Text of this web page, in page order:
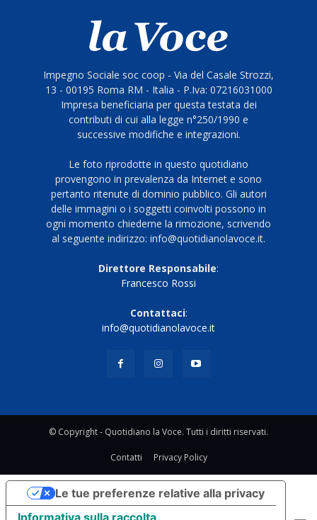
Impegno Sociale soc coop - Via del Casale Strozzi,
13 - 00195 Roma RM - Italia - P.Iva: 07216031000
Impresa beneficiaria per questa testata dei
contributi di cui alla legge n°250/1990 e
successive modifiche e integrazioni.
Le foto riprodotte in questo quotidiano
provengono in prevalenza da Internet e sono
pertanto ritenute di dominio pubblico. Gli autori
delle immagini o i soggetti coinvolti possono in
ogni momento chiederne la rimozione, scrivendo
al seguente indirizzo: info@quotidianolavoce.it.
Direttore Responsabile:
Francesco Rossi
Contattaci:
info@quotidianolavoce.it
© Copyright - Quotidiano la Voce. Tutti i diritti riservati.
Contatti Privacy Policy
Le tue preferenze relative alla privacy